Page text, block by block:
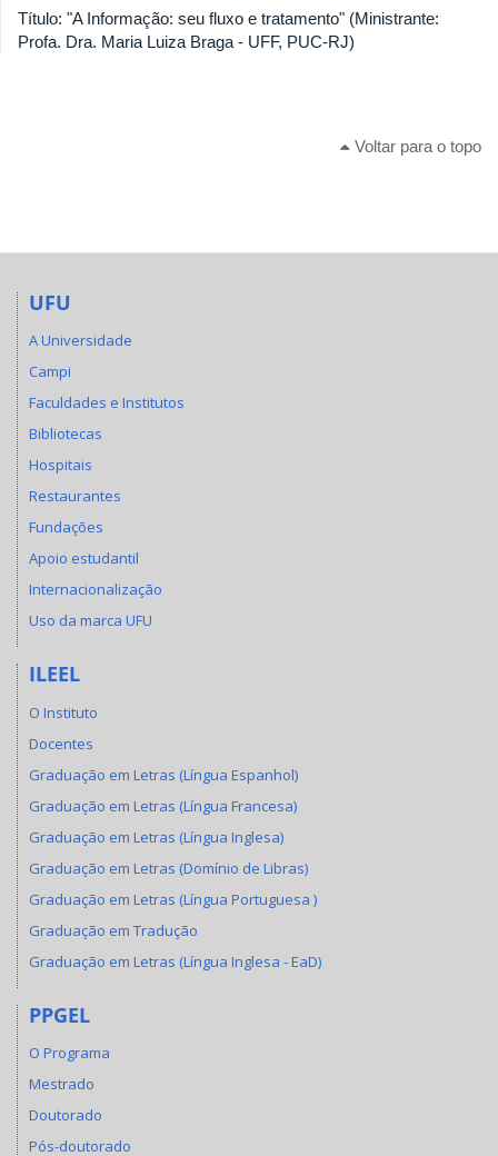
Título: "A Informação: seu fluxo e tratamento" (Ministrante:
Profa. Dra. Maria Luiza Braga - UFF, PUC-RJ)
Voltar para o topo
UFU
A Universidade
Campi
Faculdades e Institutos
Bibliotecas
Hospitais
Restaurantes
Fundações
Apoio estudantil
Internacionalização
Uso da marca UFU
ILEEL
O Instituto
Docentes
Graduação em Letras (Língua Espanhol)
Graduação em Letras (Língua Francesa)
Graduação em Letras (Língua Inglesa)
Graduação em Letras (Domínio de Libras)
Graduação em Letras (Língua Portuguesa )
Graduação em Tradução
Graduação em Letras (Língua Inglesa - EaD)
PPGEL
O Programa
Mestrado
Doutorado
Pós-doutorado